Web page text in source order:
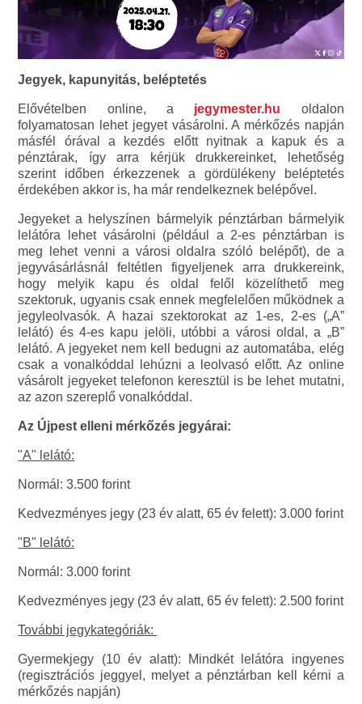
Jegyek, kapunyitás, beléptetés
Elővételben online, a jegymester.hu oldalon
folyamatosan lehet jegyet vásárolni. A mérkőzés napján
másfél órával a kezdés előtt nyitnak a kapuk és a
pénztárak, így arra kérjük drukkereinket, lehetőség
szerint időben érkezzenek a gördülékeny beléptetés
érdekében akkor is, ha már rendelkeznek belépővel.
Jegyeket a helyszínen bármelyik pénztárban bármelyik
lelátóra lehet vásárolni (például a 2-es pénztárban is
meg lehet venni a városi oldalra szóló belépőt), de a
jegyvásárlásnál feltétlen figyeljenek arra drukkereink,
hogy melyik kapu és oldal felől közelíthető meg
szektoruk, ugyanis csak ennek megfelelően működnek a
jegyleolvasók. A hazai szektorokat az 1-es, 2-es („A”
lelátó) és 4-es kapu jelöli, utóbbi a városi oldal, a „B”
lelátó. A jegyeket nem kell bedugni az automatába, elég
csak a vonalkóddal lehúzni a leolvasó előtt. Az online
vásárolt jegyeket telefonon keresztül is be lehet mutatni,
az azon szereplő vonalkóddal.
Az Újpest elleni mérkőzés jegyárai:
"A" lelátó:
Normál: 3.500 forint
Kedvezményes jegy (23 év alatt, 65 év felett): 3.000 forint
"B" lelátó:
Normál: 3.000 forint
Kedvezményes jegy (23 év alatt, 65 év felett): 2.500 forint
További jegykategóriák:
Gyermekjegy (10 év alatt): Mindkét lelátóra ingyenes
(regisztrációs jeggyel, melyet a pénztárban kell kérni a
mérkőzés napján)